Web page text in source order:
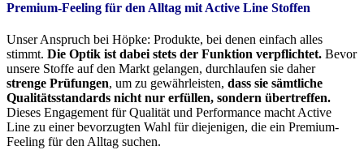
Premium-Feeling für den Alltag mit Active Line Stoffen
Unser Anspruch bei Höpke: Produkte, bei denen einfach alles
stimmt. Die Optik ist dabei stets der Funktion verpflichtet. Bevor
unsere Stoffe auf den Markt gelangen, durchlaufen sie daher
strenge Prüfungen, um zu gewährleisten, dass sie sämtliche
Qualitätsstandards nicht nur erfüllen, sondern übertreffen.
Dieses Engagement für Qualität und Performance macht Active
Line zu einer bevorzugten Wahl für diejenigen, die ein Premium-
Feeling für den Alltag suchen.